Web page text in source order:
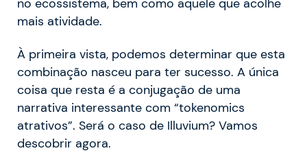
no ecossistema, bem como aquele que acolhe
mais atividade.
À primeira vista, podemos determinar que esta
combinação nasceu para ter sucesso. A única
coisa que resta é a conjugação de uma
narrativa interessante com “tokenomics
atrativos”. Será o caso de Illuvium? Vamos
descobrir agora.